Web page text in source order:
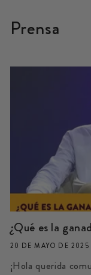
Prensa
¿Qué es la
20 DE MAYO DE 2025
¡Hola querida